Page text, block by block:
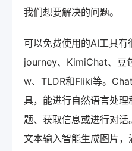
我们想要解决的问题。
可以免费使用的AI工具
journey、KimiChat、豆
w、TLDR和Fliki等。
具，能进行自然语言处
题、获取信息或进行对
文本输入智能生成图片